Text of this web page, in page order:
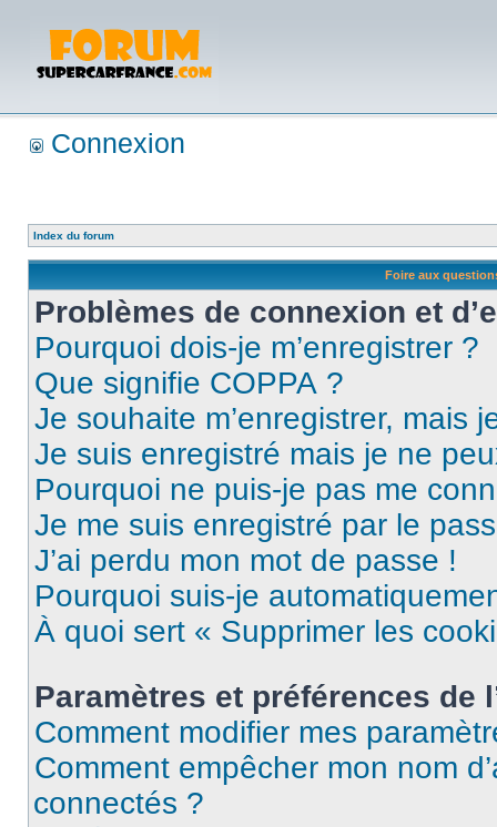
Connexion
Index du forum
Foire aux
Problèmes de connexion et
Pourquoi dois-je m’enregistrer ?
Que signifie COPPA ?
Je souhaite m’enregistrer, mais
Je suis enregistré mais je ne
Pourquoi ne puis-je pas me
Je me suis enregistré par le
J’ai perdu mon mot de passe !
Pourquoi suis-je
À quoi sert « Supprimer les
Paramètres et préférences de
Comment modifier mes
Comment empêcher mon nom
connectés ?